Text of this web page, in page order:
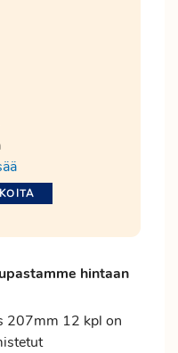
hintaan
207mm 12 kpl on